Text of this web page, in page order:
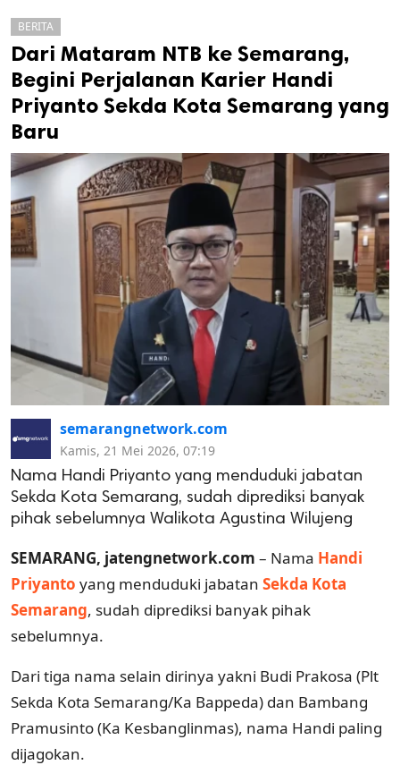
cipta.
BERITA
Dari Mataram NTB ke Semarang,
Begini Perjalanan Karier Handi
Priyanto Sekda Kota Semarang yang
Baru
semarangnetwork.com
Kamis, 21 Mei 2026, 07:19
Nama Handi Priyanto yang menduduki jabatan
Sekda Kota Semarang, sudah diprediksi banyak
pihak sebelumnya Walikota Agustina Wilujeng
SEMARANG, jatengnetwork.com – Nama Handi
Priyanto yang menduduki jabatan Sekda Kota
Semarang, sudah diprediksi banyak pihak
sebelumnya.
Dari tiga nama selain dirinya yakni Budi Prakosa (Plt
Sekda Kota Semarang/Ka Bappeda) dan Bambang
Pramusinto (Ka Kesbanglinmas), nama Handi paling
dijagokan.